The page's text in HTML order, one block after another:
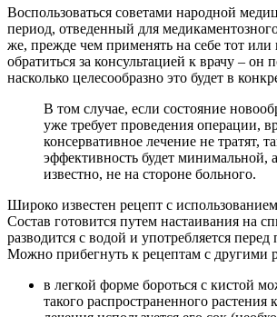
Воспользоваться советами народной
период, отведенный для
же, прежде чем применять на себе тот
обратиться за консультацией к врачу – он
насколько целесообразно это будет в
В том случае, если состояние
уже требует проведения операции,
консервативное лечение не тратят,
эффективность будет минимальной,
известно, не на стороне больного.
Широко известен рецепт с
Состав готовится путем настаивания на
разводится с водой и употребляется
Можно прибегнуть к рецептам с другими
в легкой форме бороться с кистой
такого распространенного растения